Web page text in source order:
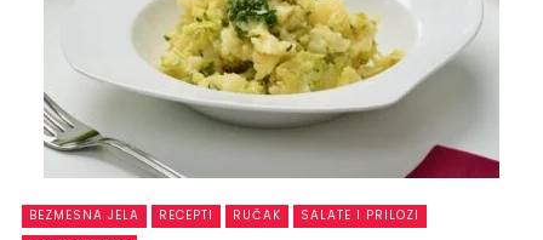
BEZMESNA JELA RECEPTI RUČAK
SALATE I PRILOZI